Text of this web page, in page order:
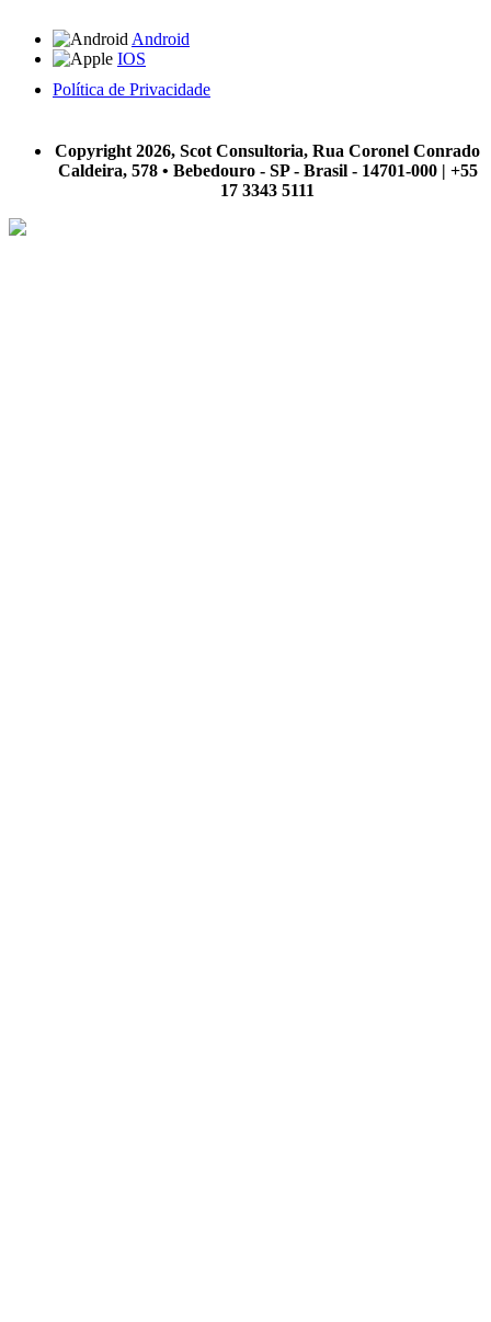
Android
IOS
Política de Privacidade
Copyright 2026, Scot Consultoria, Rua Coronel Conrado
Caldeira, 578 • Bebedouro - SP - Brasil - 14701-000 | +55
17 3343 5111